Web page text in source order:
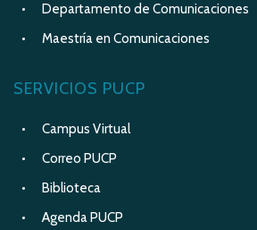
Departamento de Comunicaciones
Maestría en Comunicaciones
SERVICIOS PUCP
Campus Virtual
Correo PUCP
Biblioteca
Agenda PUCP